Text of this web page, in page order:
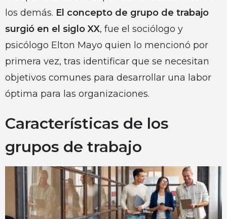
los demás. El concepto de grupo de trabajo
surgió en el siglo XX, fue el sociólogo y
psicólogo Elton Mayo quien lo mencionó por
primera vez, tras identificar que se necesitan
objetivos comunes para desarrollar una labor
óptima para las organizaciones.
Características de los
grupos de trabajo